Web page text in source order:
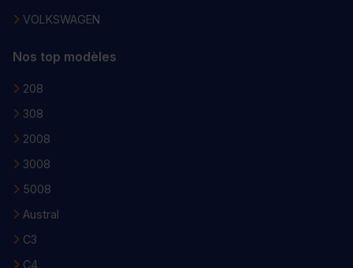
VOLKSWAGEN
Nos top modèles
208
308
2008
3008
5008
Austral
C3
C4